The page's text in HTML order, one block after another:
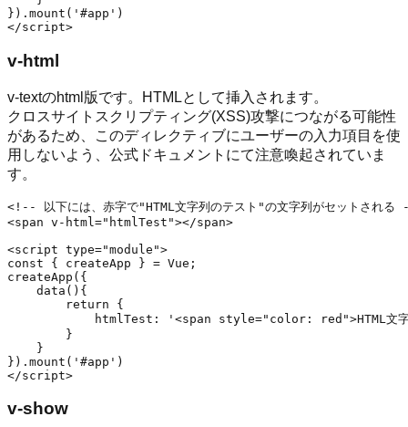
}).mount('#app')
v-html
v-textのhtml版です。HTMLとして挿入されます。
クロスサイトスクリプティング(XSS)攻撃につながる可能性
があるため、このディレクティブにユーザーの入力項目を使
用しないよう、公式ドキュメントにて注意喚起されていま
す。
<!-- 以下には、赤字で"HTML文字列のテスト"の文字列がセットされる
<span v-html="htmlTest"></span>
<script type="module">
const { createApp } = Vue;
createApp({
    data(){
        return {
htmlTest: '<span style="color: red">HTML文字
        }
    }
}).mount('#app')
v-show